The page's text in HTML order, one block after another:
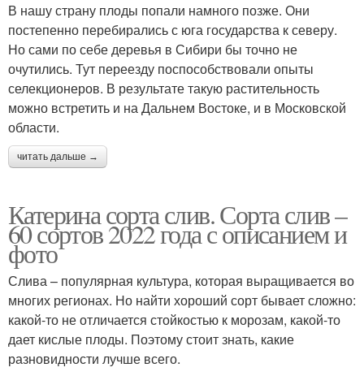
В нашу страну плоды попали намного позже. Они
постепенно перебирались с юга государства к северу.
Но сами по себе деревья в Сибири бы точно не
очутились. Тут переезду поспособствовали опыты
селекционеров. В результате такую растительность
можно встретить и на Дальнем Востоке, и в Московской
области.
читать дальше →
Катерина сорта слив. Сорта слив –
60 сортов 2022 года с описанием и
фото
Слива – популярная культура, которая выращивается во
многих регионах. Но найти хороший сорт бывает сложно:
какой-то не отличается стойкостью к морозам, какой-то
дает кислые плоды. Поэтому стоит знать, какие
разновидности лучше всего.